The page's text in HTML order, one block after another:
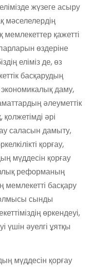
жүзеге асыру
мәселелердің
қажетті
өздеріне
еліміз де, өз
басқарудың
даму,
әлеуметтік
әрі
саласын дамыту,
қорғау,
мүддесін қорғау
реформаның
мемлекетті басқару
сынды
өркендеуі,
үшін әуелгі ұятқы
мүддесін қорғау